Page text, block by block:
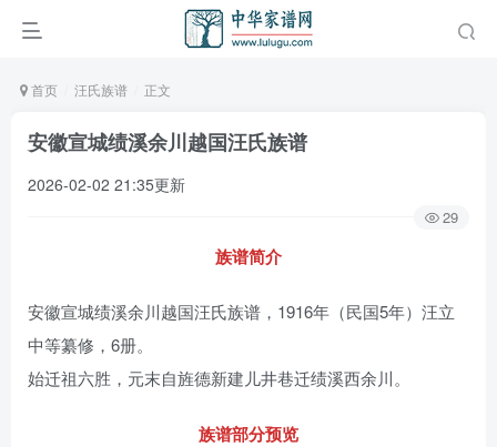
首页 汪氏族谱 正文
安徽宣城绩溪余川越国汪氏族谱
2026-02-02 21:35更新
29
族谱简介
安徽宣城绩溪余川越国汪氏族谱，1916年（民国5年）汪立
中等纂修，6册。
始迁祖六胜，元末自旌德新建儿井巷迁绩溪西余川。
族谱部分预览